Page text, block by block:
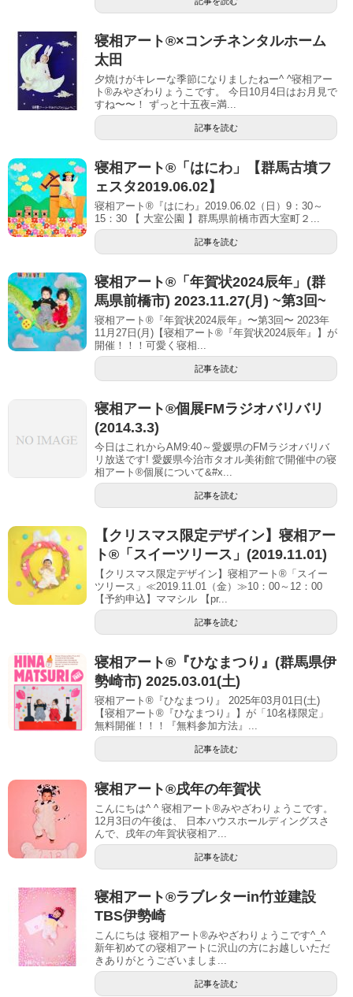
寝相アート®︎×コンチネンタルホーム
太田
夕焼けがキレーな季節になりましたねー^ ^寝相アー
ト®︎みやざわりょうこです。 今日10月4日はお月見で
すね〜〜！ ずっと十五夜=満...
記事を読む
寝相アート®「はにわ」【群馬古墳フ
ェスタ2019.06.02】
寝相アート®『はにわ』2019.06.02（日）9：30～
15：30 【 大室公園 】群馬県前橋市西大室町２...
記事を読む
寝相アート®︎「年賀状2024辰年」(群
馬県前橋市) 2023.11.27(月) ~第3回~
寝相アート®『年賀状2024辰年』〜第3回〜 2023年
11月27日(月)【寝相アート®︎『年賀状2024辰年』】が
開催！！！可愛く寝相...
記事を読む
寝相アート®個展FMラジオバリバリ
(2014.3.3)
今日はこれからAM9:40～愛媛県のFMラジオバリバ
リ放送です! 愛媛県今治市タオル美術館で開催中の寝
相アート®個展について&#x...
記事を読む
【クリスマス限定デザイン】寝相アー
ト®「スイーツリース」(2019.11.01)
【クリスマス限定デザイン】寝相アート®「スイー
ツリース」≪2019.11.01（金）≫10：00～12：00
【予約申込】ママシル 【pr...
記事を読む
寝相アート®︎『ひなまつり』(群馬県伊
勢崎市) 2025.03.01(土)
寝相アート®『ひなまつり』 2025年03月01日(土)
【寝相アート®︎『ひなまつり』】が「10名様限定」
無料開催！！！『無料参加方法』...
記事を読む
寝相アート®戌年の年賀状
こんにちは^ ^ 寝相アート®︎みやざわりょうこです。
12月3日の午後は、 日本ハウスホールディングスさ
んで、戌年の年賀状寝相ア...
記事を読む
寝相アート®︎ラブレターin竹並建設
TBS伊勢崎
こんにちは 寝相アート®︎みやざわりょうこです^_^
新年初めての寝相アートに沢山の方にお越しいただ
きありがとうございましま...
記事を読む